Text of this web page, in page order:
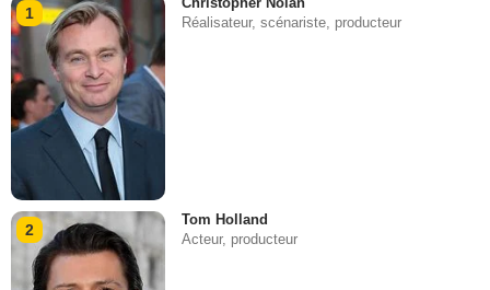
1
Réalisateur, scénariste, producteur
2
Tom Holland
Acteur, producteur